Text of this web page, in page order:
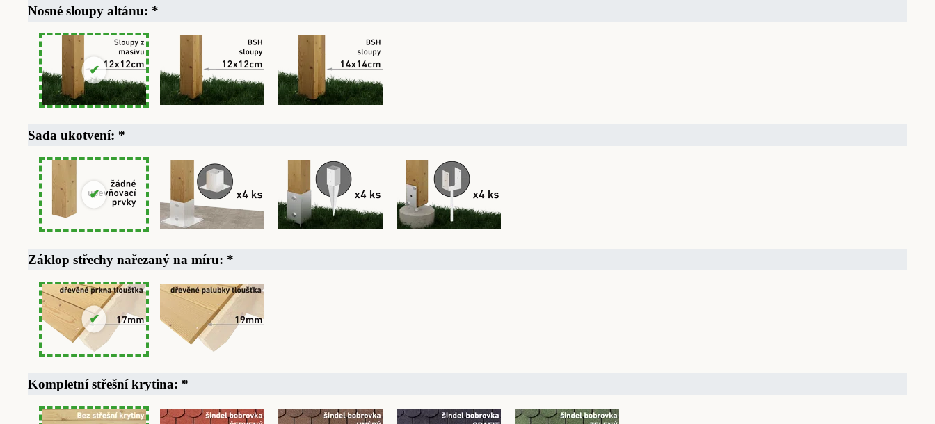
Nosné sloupy altánu: *
Sada ukotvení: *
Záklop střechy nařezaný na míru: *
Kompletní střešní krytina: *